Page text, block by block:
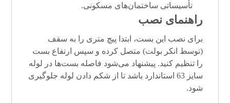
تأسیساتی ساختمان‌های مسکونی.
راهنمای نصب
برای نصب این بست، ابتدا پیچ متری را به سقف
(توسط انکر بولت) متصل کرده و سپس ارتفاع بست
را تنظیم کنید. پیشنهاد می‌شود فاصله بست‌ها در لوله
سایز 63 استاندارد باشد تا از شکم دادن لوله جلوگیری
شود.